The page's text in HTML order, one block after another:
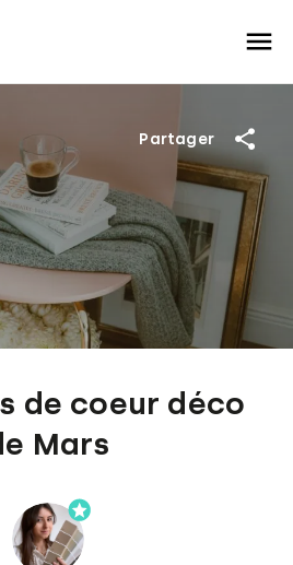
de coeur déco
Mars
Partager